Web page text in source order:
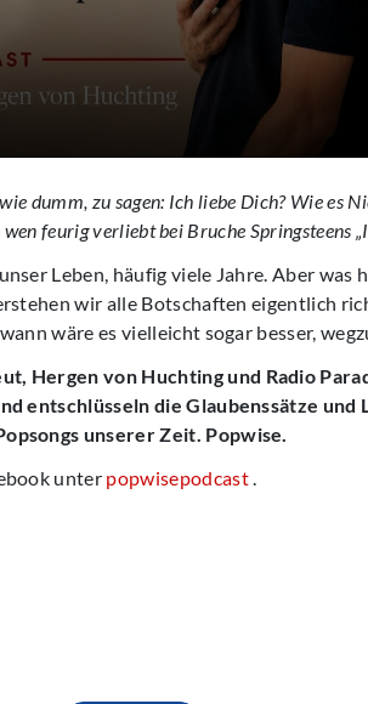
dumm, zu sagen: Ich liebe Dich? Wie es
feurig verliebt bei Bruche Springsteens
Leben, häufig viele Jahre. Aber was
wir alle Botschaften eigentlich
wäre es vielleicht sogar besser,
Hergen von Huchting und Radio
entschlüsseln die Glaubenssätze und
unserer Zeit. Popwise.
unter popwisepodcast.